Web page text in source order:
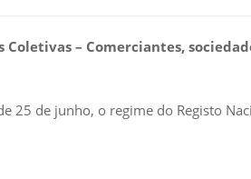
Coletivas – Comerciantes,
25 de junho, o regime do Registo